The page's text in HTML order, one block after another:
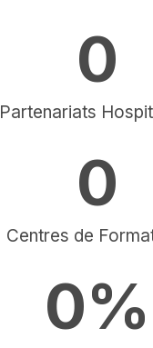
Partenariats
0
Centres de
0
0%